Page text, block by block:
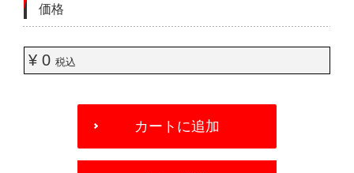
価格
¥ 0 税込
OPTIONS
カートに追加